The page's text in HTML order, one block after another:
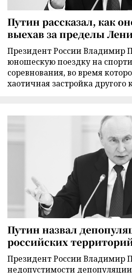
Путин рассказал, как
выехав за пределы
Президент России Владимир
юношескую поездку на
соревнования, во время
хаотичная застройка другого
Путин назвал
российских
Президент России Владимир
недопустимости